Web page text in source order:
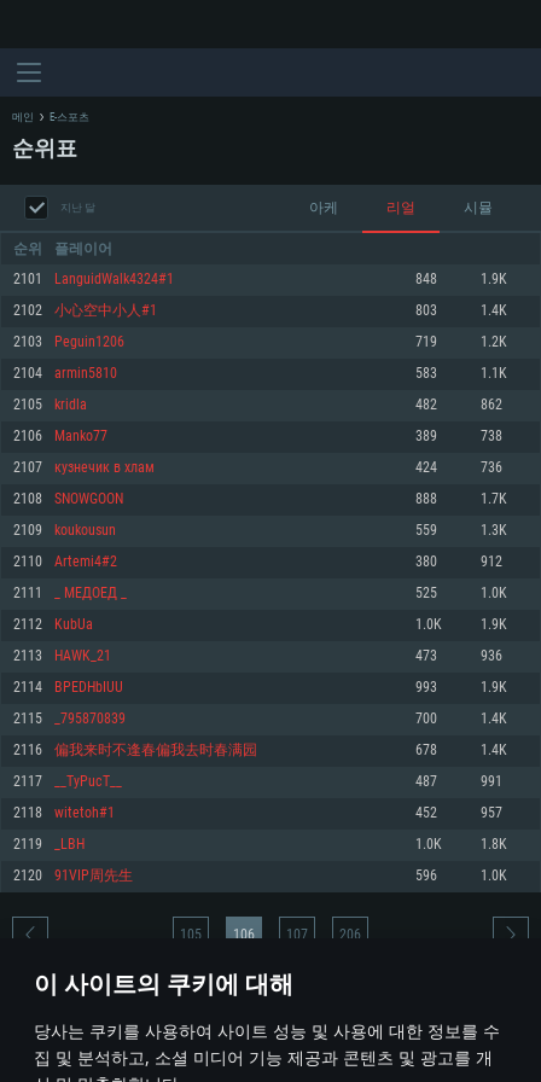
이 사이트의 쿠키에 대해
당사는 쿠키를 사용하여 사이트 성능 및 사용에 대한 정보를 수
집 및 분석하고, 소셜 미디어 기능 제공과 콘텐츠 및 광고를 개
최소사양
운영체제: Windows 10 (64 bit)
프로세서: 2.2 GHz 듀얼코어 이상
메모리: 4GB
그래픽 카드: DirectX 11 이상을 지원하는 AMD Radeon 77XX / NVIDIA
GeForce GT 660. 최소 사양 해상도: 720p
네트워크: 브로드밴드 인터넷
여유 저장 공간: 22.1 GB (최소 클라이언트)
권장 사양
570 혹은 그 이상
여유 저장 공간: 62.2 GB (전체 클라이언트)
최소사양
운영체제: Mac OS Big Sur 11.0
프로세서: 최소 2.2 GHz의 Core i5 (Intel Xeon 은 지원하지 않습니다)
메모리: 6 GB
그래픽 카드: Metal 을 지원하는 Intel Iris Pro 5200 (Mac), 혹은 이와 비슷한 성
능을 가지는 Mac 버전의 AMD/Nvidia. 최소 해상도: 720p
네트워크: 브로드밴드 인터넷
여유 저장 공간: 22.1 GB (최소 클라이언트)
권장 사양
네트워크: 브로드밴드 인터넷
여유 저장 공간: 62.2 GB (전체 클라이언트)
최소사양
운영체제: 64bit Linux 중 최신 버전
프로세서: 2.4 GHz 듀얼코어
메모리: 4 GB
그래픽 카드: Vulkan 을 지원하고, 최신 그래픽 드라이버를 지원하는 NVIDIA
660 (6개월 미만) 혹은 그와 동급의 성능을 가지며 최신 그래픽 드라이버를 지
원하는 AMD (6개월 미만; 최소사양 지원 해상도 720p)
네트워크: 브로드밴드 인터넷
여유 저장 공간: 22.1 GB (최소 클라이언트)
권장 사양
운영체제: Ubuntu 20.04 64bit
프로세서: Intel Core i7
메모리: 16 GB
그래픽 카드: Vulkan 을 지원하고, 최신 그래픽 드라이버를 지원하는 NVIDIA
1060 (6개월 미만) 혹은 그와 동급의 성능을 가지며 최신 그래픽 드라이버를
지원하는 AMD RX 570 (6개월 미만; 최소사양 지원 해상도 720p) 이상
여유 저장 공간: 62.2 GB (전체 클라이언트)
메인 E-스포츠
순위표
지난 달 아케 리얼 시뮬
순위 플레이어
2101 LanguidWalk4324#1 848 1.9K
2102 小心空中小人#1 803 1.4K
2103 Peguin1206 719 1.2K
2104 armin5810 583 1.1K
2105 kridla 482 862
2106 Manko77 389 738
2107 кузнечик в хлам 424 736
2108 SNОWGООN 888 1.7K
2109 koukousun 559 1.3K
2110 Artemi4#2 380 912
2111 _ МЕДОЕД _ 525 1.0K
2112 KubUa 1.0K 1.9K
2113 HAWK_21 473 936
2114 BPEDHbIUU 993 1.9K
2115 _795870839 700 1.4K
2116 偏我来时不逢春偏我去时春满园 678 1.4K
2117 __TyPucT__ 487 991
2118 witetoh#1 452 957
2119 _LBH 1.0K 1.8K
2120 91VIP周先生 596 1.0K
* 순위표는 매일 1회 갱신됩니다
105 106 107 206